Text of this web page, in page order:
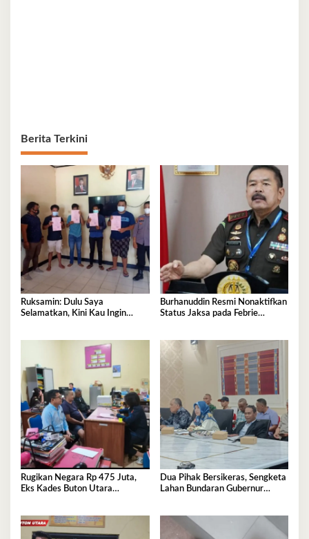
Berita Terkini
Ruksamin: Dulu Saya
Selamatkan, Kini Kau Ingin
Burhanuddin Resmi Nonaktifkan
Status Jaksa pada Febrie
Rugikan Negara Rp 475 Juta,
Eks Kades Buton Utara
Dua Pihak Bersikeras, Sengketa
Lahan Bundaran Gubernur